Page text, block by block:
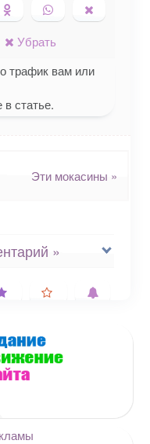
TelegramВКонтакте
Поделиться в
Одноклассниках
Поделиться в
WhatsApp
в X
Убрать
трафик вам или
статье.
Эти мокасины »
»
поля